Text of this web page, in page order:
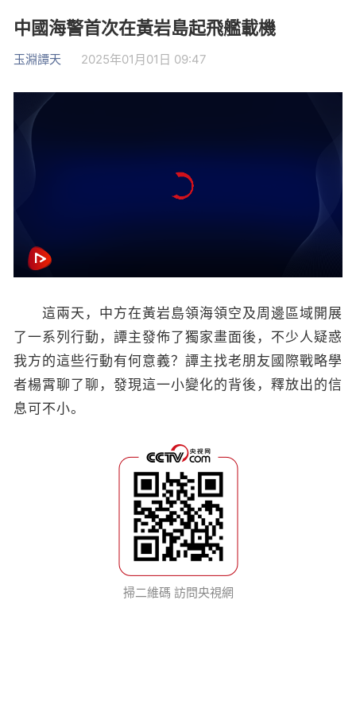
中國海警首次在黃岩島起飛艦載機
玉淵譚天 2025年01月01日 09:47
這兩天，中方在黃岩島領海領空及周邊區域開展
了一系列行動，譚主發佈了獨家畫面後，不少人疑惑
我方的這些行動有何意義？譚主找老朋友國際戰略學
者楊霄聊了聊，發現這一小變化的背後，釋放出的信
息可不小。
掃二維碼 訪問央視網